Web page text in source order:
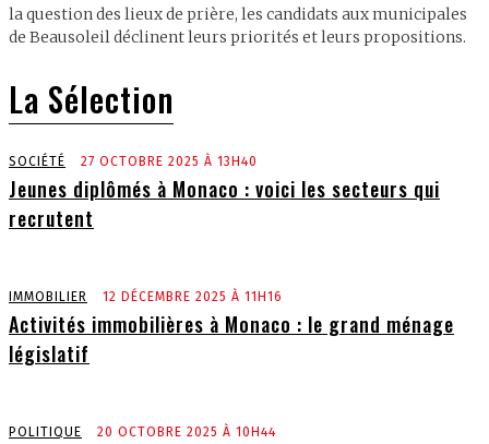
la question des lieux de prière, les candidats aux municipales
de Beausoleil déclinent leurs priorités et leurs propositions.
La Sélection
SOCIÉTÉ 27 OCTOBRE 2025 À 13H40
Jeunes diplômés à Monaco : voici les secteurs qui
recrutent
IMMOBILIER 12 DÉCEMBRE 2025 À 11H16
Activités immobilières à Monaco : le grand ménage
législatif
POLITIQUE 20 OCTOBRE 2025 À 10H44